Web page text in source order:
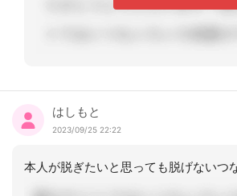
はしもと
2023/09/25 22:22